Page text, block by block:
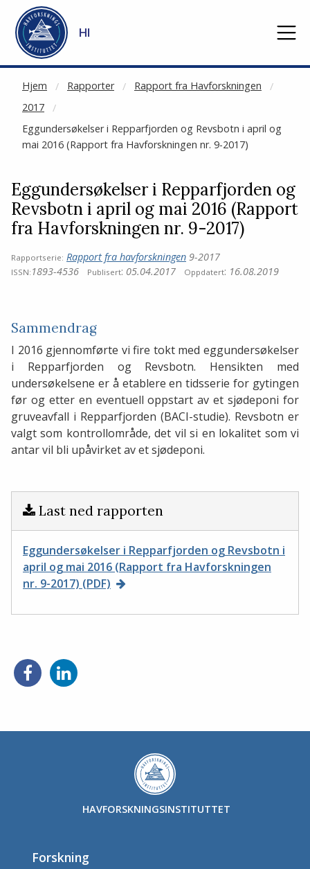
Gå til hovedinnhold
HI
Hjem Rapporter
Rapport fra Havforskningen
2017
Eggundersøkelser i Repparfjorden og Revsbotn i april og
mai 2016 (Rapport fra Havforskningen nr. 9-2017)
NOT CACHED
Eggundersøkelser i Repparfjorden og
Revsbotn i april og mai 2016 (Rapport
fra Havforskningen nr. 9-2017)
Rapportserie: Rapport fra havforskningen 9-2017
ISSN: 1893-4536 Publisert: 05.04.2017 Oppdatert: 16.08.2019
Sammendrag
I 2016 gjennomførte vi fire tokt med eggundersøkelser
i Repparfjorden og Revsbotn. Hensikten med
undersøkelsene er å etablere en tidsserie for gytingen
før og etter en eventuell oppstart av et sjødeponi for
gruveavfall i Repparfjorden (BACI-studie). Revsbotn er
valgt som kontrollområde, det vil si en lokalitet som vi
antar vil bli upåvirket av et sjødeponi.
Last ned rapporten
Eggundersøkelser i Repparfjorden og Revsbotn i
april og mai 2016 (Rapport fra Havforskningen
nr. 9-2017) (PDF)
HAVFORSKNINGSINSTITUTTET
Forskning